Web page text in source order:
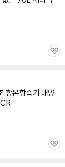
관
항온항습기 배양
관